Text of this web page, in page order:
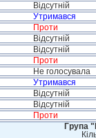
Відсутній
Утримався
Проти
Відсутній
Відсутній
Проти
Не голосувала
Утримався
Відсутній
Відсутній
Проти
Група